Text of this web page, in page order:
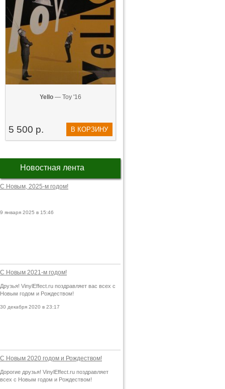
Yello — Toy '16
5 500 р. В КОРЗИНУ
Новостная лента
С Новым, 2025-м годом!
9 января 2025 в 15:46
С Новым 2021-м годом!
Друзья! VinylEffect.ru поздравляет вас всех с
Новым годом и Рождеством!
30 декабря 2020 в 23:17
С Новым 2020 годом и Рождеством!
Дорогие друзья! VinylEffect.ru поздравляет
всех с Новым годом и Рождеством!